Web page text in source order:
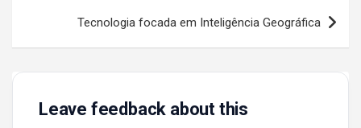
Tecnologia focada em Inteligência Geográfica
Leave feedback about this